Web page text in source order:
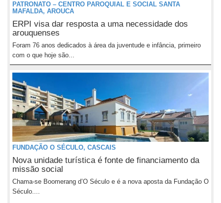
PATRONATO – CENTRO PAROQUIAL E SOCIAL SANTA
MAFALDA, AROUCA
ERPI visa dar resposta a uma necessidade dos
arouquenses
Foram 76 anos dedicados à área da juventude e infância, primeiro
com o que hoje são...
FUNDAÇÃO O SÉCULO, CASCAIS
Nova unidade turística é fonte de financiamento da
missão social
Chama-se Boomerang d’O Século e é a nova aposta da Fundação O
Século....